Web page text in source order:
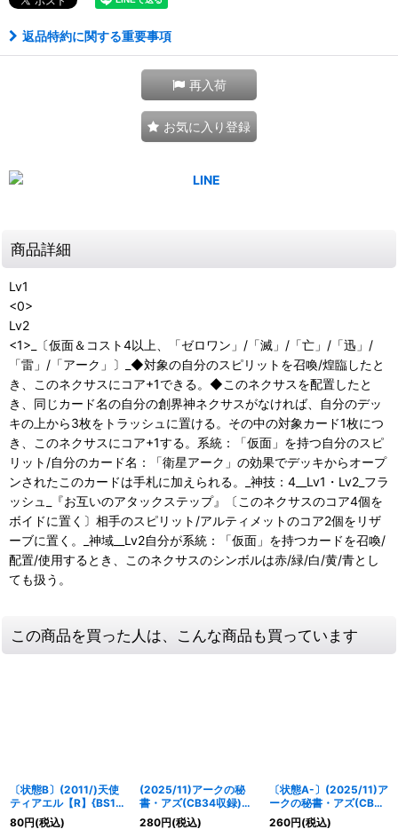
返品特約に関する重要事項
再入荷
お気に入り登録
商品詳細
Lv1
<0>
Lv2
<1>_〔仮面＆コスト4以上、「ゼロワン」/「滅」/「亡」/「迅」/
「雷」/「アーク」〕_◆対象の自分のスピリットを召喚/煌臨したと
き、このネクサスにコア+1できる。◆このネクサスを配置したと
き、同じカード名の自分の創界神ネクサスがなければ、自分のデッ
キの上から3枚をトラッシュに置ける。その中の対象カード1枚につ
き、このネクサスにコア+1する。系統：「仮面」を持つ自分のスピ
リット/自分のカード名：「衛星アーク」の効果でデッキからオープ
ンされたこのカードは手札に加えられる。_神技：4__Lv1・Lv2_フラ
ッシュ_『お互いのアタックステップ』〔このネクサスのコア4個を
ボイドに置く〕相手のスピリット/アルティメットのコア2個をリザ
ーブに置く。_神域__Lv2自分が系統：「仮面」を持つカードを召喚/
配置/使用するとき、このネクサスのシンボルは赤/緑/白/黄/青とし
ても扱う。
この商品を買った人は、こんな商品も買っています
〔状態B〕(2011/)天使
ティアエル【R】{BS11-
039}《黄》
80円(税込)
(2025/11)アークの秘
書・アズ(CB34収録)
【X】{CB17-X06}
《紫》
280円(税込)
〔状態A-〕(2025/11)ア
ークの秘書・アズ(CB34
収録)【X】{CB17-X06}
《紫》
260円(税込)